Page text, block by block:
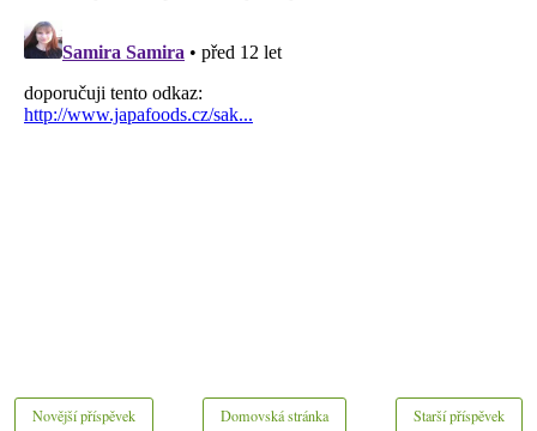
Novější příspěvek Starší příspěvek
Domovská stránka